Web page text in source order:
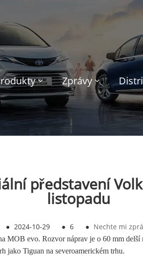
Zprávy
představení
listopadu
● 2024-10-29 ● 6 ● Nechte mi
MOB evo. Rozvor náprav je o 60 mm
jako Tiguan na severoamerickém trhu.